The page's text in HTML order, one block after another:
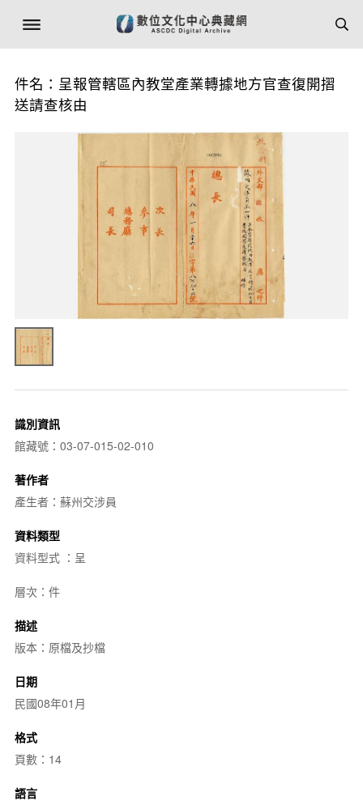
件名：呈報管轄區內教堂產業轉據地方官查復開摺
送請查核由
識別資訊
館藏號：03-07-015-02-010
著作者
產生者：蘇州交涉員
資料類型
資料型式 ：呈
層次：件
描述
版本：原檔及抄檔
日期
民國08年01月
格式
頁數：14
語言